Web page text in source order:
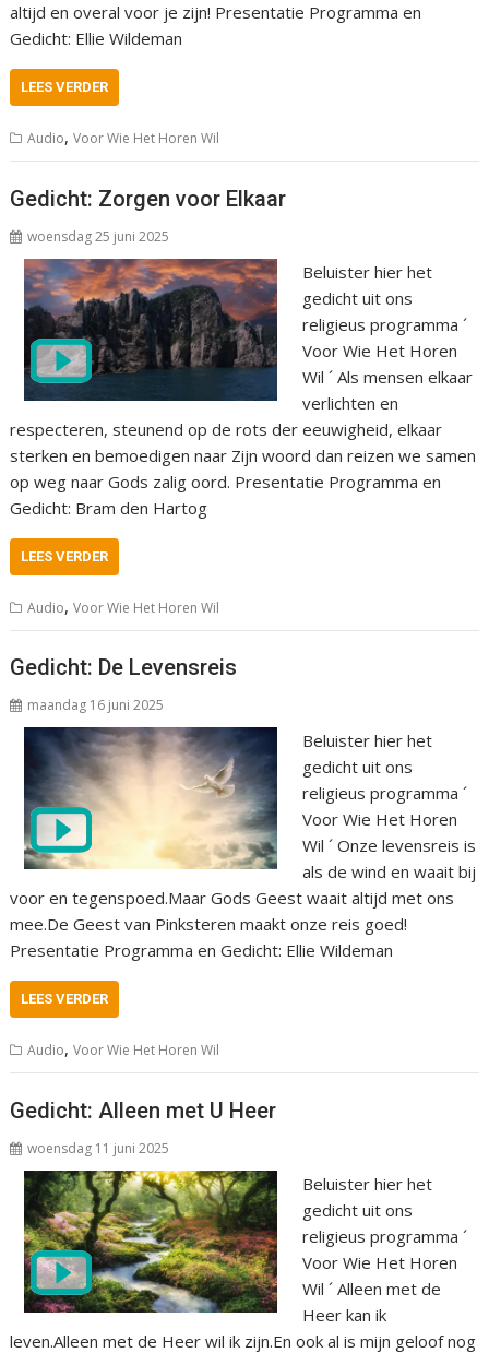
altijd en overal voor je zijn! Presentatie Programma en
Gedicht: Ellie Wildeman
LEES VERDER
Audio,Voor Wie Het Horen Wil
Gedicht: Zorgen voor Elkaar
woensdag 25 juni 2025
Beluister hier het
gedicht uit ons
religieus programma ´
Voor Wie Het Horen
Wil ´ Als mensen elkaar
verlichten en
respecteren, steunend op de rots der eeuwigheid, elkaar
sterken en bemoedigen naar Zijn woord dan reizen we samen
op weg naar Gods zalig oord. Presentatie Programma en
Gedicht: Bram den Hartog
LEES VERDER
Audio,Voor Wie Het Horen Wil
Gedicht: De Levensreis
maandag 16 juni 2025
Beluister hier het
gedicht uit ons
religieus programma ´
Voor Wie Het Horen
Wil ´ Onze levensreis is
als de wind en waait bij
voor en tegenspoed.Maar Gods Geest waait altijd met ons
mee.De Geest van Pinksteren maakt onze reis goed!
Presentatie Programma en Gedicht: Ellie Wildeman
LEES VERDER
Audio,Voor Wie Het Horen Wil
Gedicht: Alleen met U Heer
woensdag 11 juni 2025
Beluister hier het
gedicht uit ons
religieus programma ´
Voor Wie Het Horen
Wil ´ Alleen met de
Heer kan ik
leven.Alleen met de Heer wil ik zijn.En ook al is mijn geloof nog